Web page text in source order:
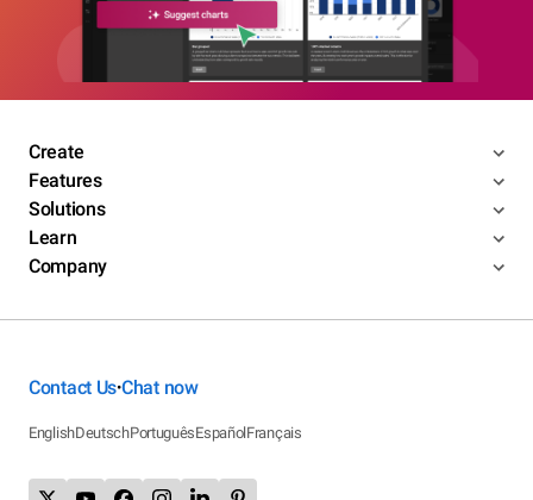
Create
Features
Solutions
Learn
Company
Contact Us•Chat now
EnglishDeutschPortuguêsEspañolFrançais